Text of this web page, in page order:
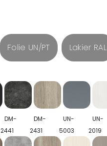
Folie UN/PT Lakier RAL
DM-
2441
DM-
2431
UN-
5003
UN-
2019